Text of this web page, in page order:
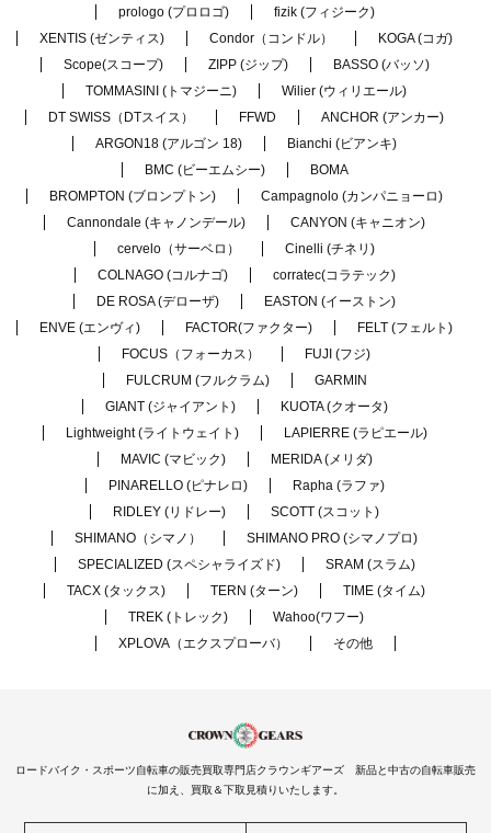
prologo (プロロゴ)
fizik (フィジーク)
XENTIS (ゼンティス)
Condor（コンドル）
KOGA (コガ)
Scope(スコープ)
ZIPP (ジップ)
BASSO (バッソ)
TOMMASINI (トマジーニ)
Wilier (ウィリエール)
DT SWISS（DTスイス）
FFWD
ANCHOR (アンカー)
ARGON18 (アルゴン 18)
Bianchi (ビアンキ)
BMC (ビーエムシー)
BOMA
BROMPTON (ブロンプトン)
Campagnolo (カンパニョーロ)
Cannondale (キャノンデール)
CANYON (キャニオン)
cervelo（サーベロ）
Cinelli (チネリ)
COLNAGO (コルナゴ)
corratec(コラテック)
DE ROSA (デローザ)
EASTON (イーストン)
ENVE (エンヴィ)
FACTOR(ファクター)
FELT (フェルト)
FOCUS（フォーカス）
FUJI (フジ)
FULCRUM (フルクラム)
GARMIN
GIANT (ジャイアント)
KUOTA (クオータ)
Lightweight (ライトウェイト)
LAPIERRE (ラピエール)
MAVIC (マビック)
MERIDA (メリダ)
PINARELLO (ピナレロ)
Rapha (ラファ)
RIDLEY (リドレー)
SCOTT (スコット)
SHIMANO（シマノ）
SHIMANO PRO (シマノプロ)
SPECIALIZED (スペシャライズド)
SRAM (スラム)
TACX (タックス)
TERN (ターン)
TIME (タイム)
TREK (トレック)
Wahoo(ワフー)
XPLOVA（エクスプローバ）
その他
ロードバイク・スポーツ自転車の販売買取専門店クラウンギアーズ 新品と中古の自転車販売
に加え、買取＆下取見積りいたします。